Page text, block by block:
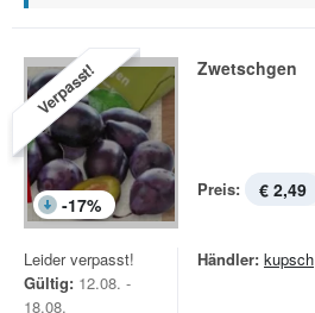
Verpasst!
-17%
Zwetschgen
Preis: € 2,49
Leider verpasst!
Gültig: 12.08. -
18.08.
Händler: kupsch